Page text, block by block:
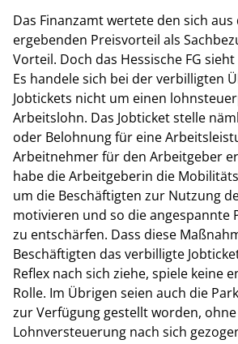
Das Finanzamt wertete den sich aus
ergebenden Preisvorteil als
Vorteil. Doch das Hessische FG
Es handele sich bei der verbilligten
Jobtickets nicht um einen
Arbeitslohn. Das Jobticket stelle
oder Belohnung für eine
Arbeitnehmer für den Arbeitgeber
habe die Arbeitgeberin die
um die Beschäftigten zur Nutzung
motivieren und so die angespannte
zu entschärfen. Dass diese
Beschäftigten das verbilligte
Reflex nach sich ziehe, spiele keine
Rolle. Im Übrigen seien auch die
zur Verfügung gestellt worden,
Lohnversteuerung nach sich